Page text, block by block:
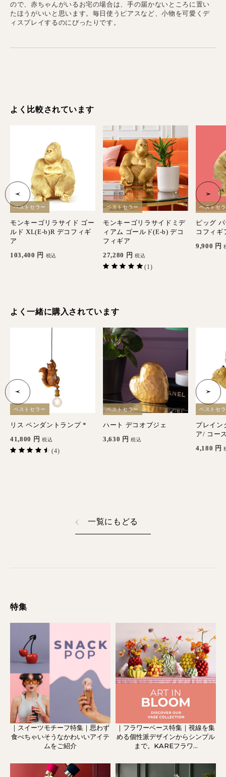
ので、赤ちゃんがいるお宅の場合は、手の届かないところに置い
たほうがいいと思います。毎日使うピアスなど、小物を可愛くデ
ィスプレイするのにぴったりです。
よく比較されています
ベストセラー
モンキーゴリラサイド ゴー
ルド XL(E-b)R デコフィギ
ア
103,400 円 税込
ベストセラー
モンキーゴリラサイドミデ
ィアム ゴールド(E-b) デコ
フィギア
27,280 円 税込
(1)
ベストセ
ピッグ
コフィギ
9,900 円
よく一緒に購入されています
ベストセラー
リス ペンダントランプ *
41,800 円 税込
(4)
ベストセラー
ハート デコオブジェ
3,630 円 税込
ベストセ
プレイン
ア/ コー
4,180 円
一覧にもどる
特集
｜スイーツモチーフ特集｜思わず
食べちゃいそうなかわいいアイテ
ムをご紹介
｜フラワーベース特集｜視線を集
める個性派デザインからシンプル
まで。KAREフラワ...